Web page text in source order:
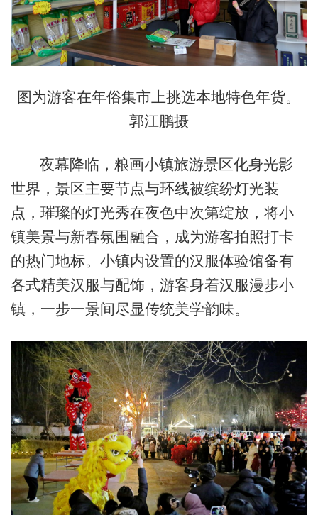
图为游客在年俗集市上挑选本地特色年货。
郭江鹏摄
夜幕降临，粮画小镇旅游景区化身光影
世界，景区主要节点与环线被缤纷灯光装
点，璀璨的灯光秀在夜色中次第绽放，将小
镇美景与新春氛围融合，成为游客拍照打卡
的热门地标。小镇内设置的汉服体验馆备有
各式精美汉服与配饰，游客身着汉服漫步小
镇，一步一景间尽显传统美学韵味。